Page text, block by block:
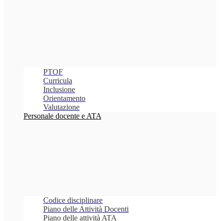
PTOF
Curricula
Inclusione
Orientamento
Valutazione
Personale docente e ATA
Codice disciplinare
Piano delle Attività Docenti
Piano delle attività ATA